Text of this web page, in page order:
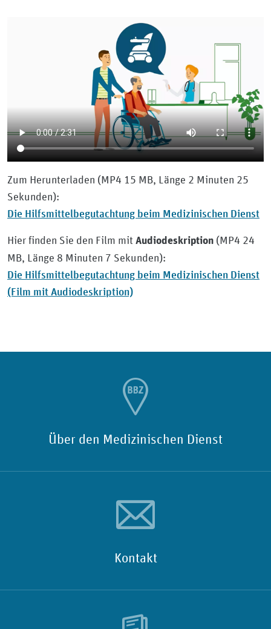
Zum Herunterladen (MP4 15 MB, Länge 2 Minuten 25
Sekunden):
Die Hilfsmittelbegutachtung beim Medizinischen Dienst
Hier finden Sie den Film mit Audiodeskription (MP4 24
MB, Länge 8 Minuten 7 Sekunden):
Die Hilfsmittelbegutachtung beim Medizinischen Dienst
(Film mit Audiodeskription)
Über den Medizinischen Dienst
Kontakt